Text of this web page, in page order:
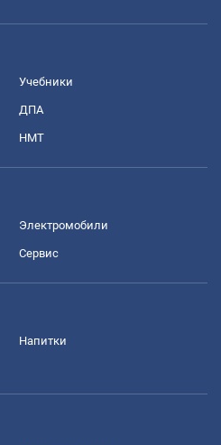
Учебники
ДПА
НМТ
Электромобили
Сервис
Напитки